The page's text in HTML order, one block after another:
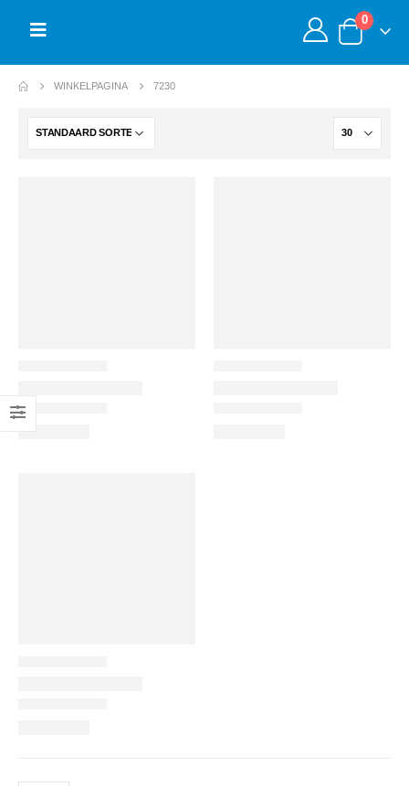
0
WINKELPAGINA 7230